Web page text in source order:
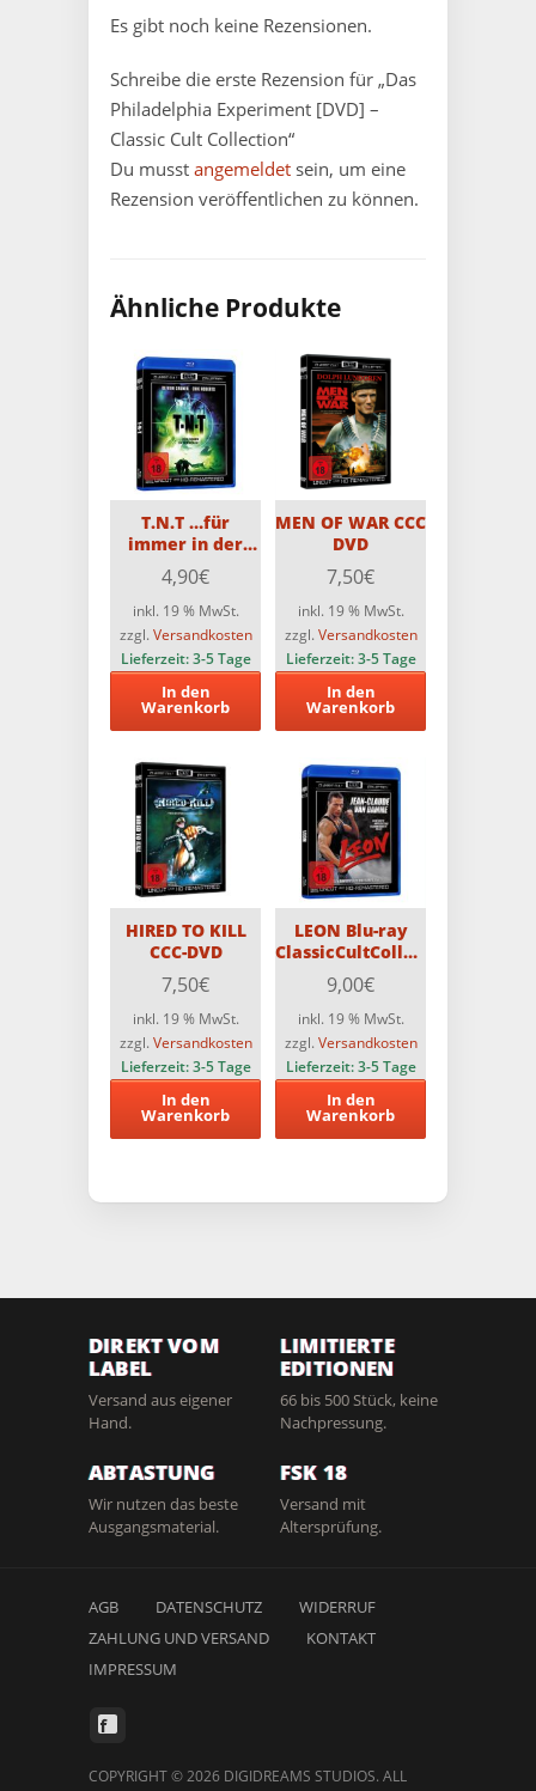
Es gibt noch keine Rezensionen.
Schreibe die erste Rezension für „Das
Philadelphia Experiment [DVD] –
Classic Cult Collection“
Du musst angemeldet sein, um eine
Rezension veröffentlichen zu können.
Ähnliche Produkte
T.N.T …für
immer in der
Hölle (Classic
Cult Edition) [Blu-
ray]
4,90€
inkl. 19 % MwSt.
zzgl. Versandkosten
Lieferzeit:3-5 Tage
In den
Warenkorb
MEN OF WAR CCC
DVD
7,50€
inkl. 19 % MwSt.
zzgl. Versandkosten
Lieferzeit:3-5 Tage
In den
Warenkorb
HIRED TO KILL
CCC-DVD
7,50€
inkl. 19 % MwSt.
zzgl. Versandkosten
Lieferzeit:3-5 Tage
In den
Warenkorb
LEON Blu-ray
ClassicCultCollection
35th Anniversary
Director’s Cut
9,00€
inkl. 19 % MwSt.
zzgl. Versandkosten
Lieferzeit:3-5 Tage
In den
Warenkorb
DIREKT VOM
LABEL
Versand aus eigener
Hand.
LIMITIERTE
EDITIONEN
66 bis 500 Stück, keine
Nachpressung.
ABTASTUNG
Wir nutzen das beste
Ausgangsmaterial.
FSK 18
Versand mit
Altersprüfung.
AGB DATENSCHUTZ
WIDERRUF
ZAHLUNG UND VERSAND
KONTAKT
IMPRESSUM
COPYRIGHT © 2026 DIGIDREAMS STUDIOS. ALL